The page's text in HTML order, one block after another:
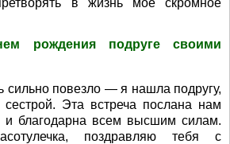
в жизнь мое скромное
рождения подруге своими
повезло — я нашла подругу,
Эта встреча послана нам
и благодарна всем высшим силам.
поздравляю тебя с